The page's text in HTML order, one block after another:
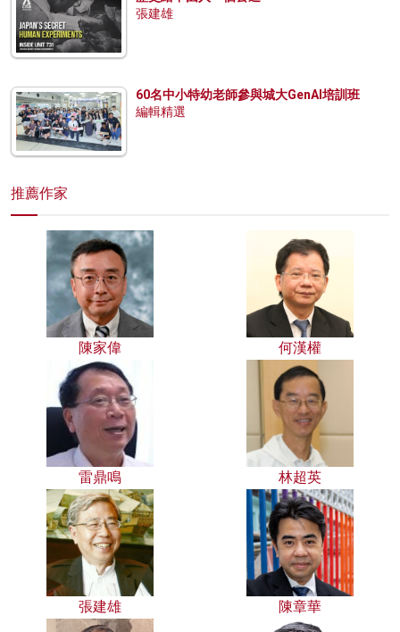
張建雄
60名中小特幼老師參與城大GenAI培訓班
編輯精選
推薦作家
陳家偉 何漢權
雷鼎鳴 林超英
張建雄 陳章華